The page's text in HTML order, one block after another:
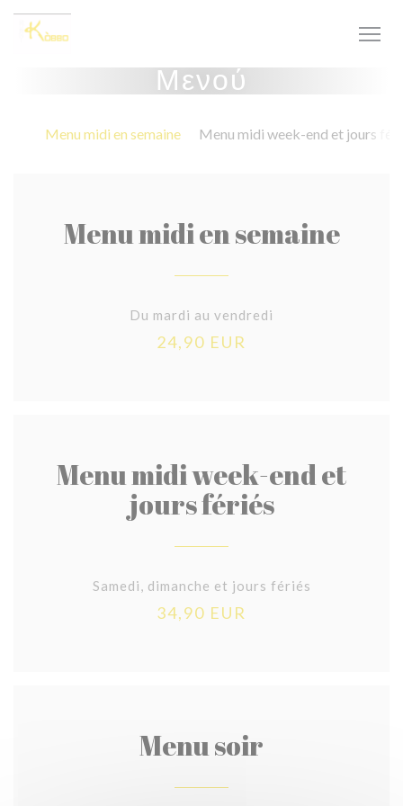
Πίνακας διαχείρισης "Μπισκότων" (Cookies)
Μενού
Menu midi en semaine Menu midi week-end et jours
Menu midi en semaine
Du mardi au vendredi
24,90 EUR
Menu midi week-end et
jours fériés
Samedi, dimanche et jours fériés
34,90 EUR
Menu soir